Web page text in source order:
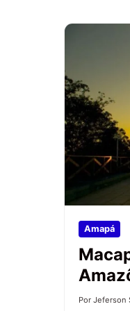
Amapá
Por Jeferson